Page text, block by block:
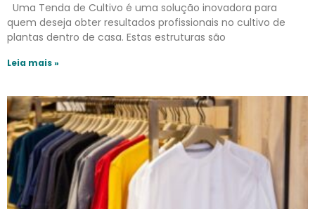
Uma Tenda de Cultivo é uma solução inovadora para
quem deseja obter resultados profissionais no cultivo de
plantas dentro de casa. Estas estruturas são
Leia mais »